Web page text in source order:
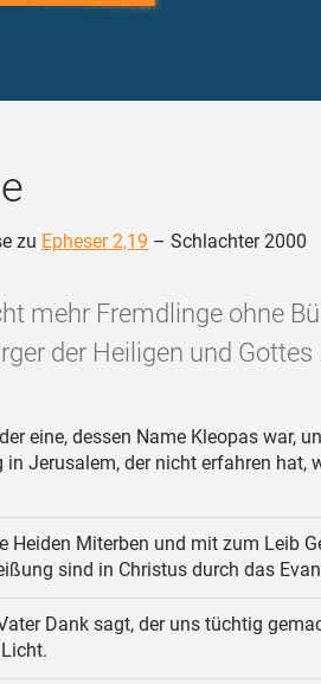
zu Epheser 2,19 – Schlachter 2000
mehr Fremdlinge ohne
der Heiligen und Gottes
eine, dessen Name Kleopas war,
in Jerusalem, der nicht erfahren hat,
Heiden Miterben und mit zum Leib
sind in Christus durch das
Dank sagt, der uns tüchtig